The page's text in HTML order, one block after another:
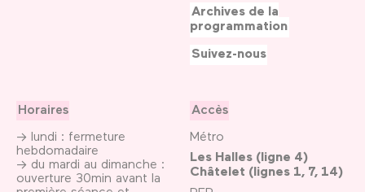
Horaires
→ lundi : fermeture
hebdomadaire
→ du mardi au dimanche :
ouverture 30min avant la
Accès
Métro
Les Halles (ligne 4)
Châtelet (lignes 1, 7, 14)
Archives de la
programmation
Suivez-nous